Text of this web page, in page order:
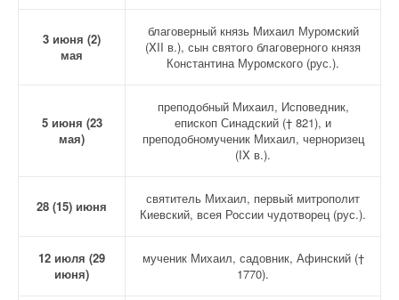
3 июня (2)
мая
благоверный князь Михаил Муромский
(XII в.), сын святого благоверного князя
Константина Муромского (рус.).
5 июня (23
мая)
преподобный Михаил, Исповедник,
епископ Синадский († 821), и
преподобномученик Михаил, черноризец
(IX в.).
28 (15) июня
святитель Михаил, первый митрополит
Киевский, всея России чудотворец (рус.).
12 июля (29
июня)
мученик Михаил, садовник, Афинский (†
1770).